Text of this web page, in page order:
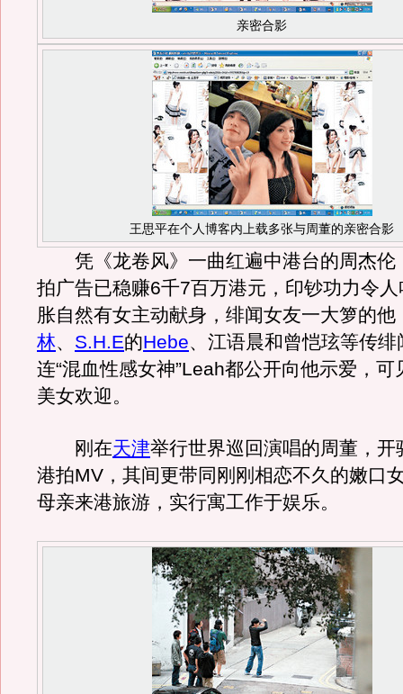
亲密合影
王思平在个人博客内上载多张与周董的亲密合影
凭《龙卷风》一曲红遍中港台的周杰伦
拍广告已稳赚6千7百万港元，印钞功力令
胀自然有女主动献身，绯闻女友一大箩的他
林、 S.H.E的Hebe、江语晨和曾恺玹等传绯
连“混血性感女神”Leah都公开向他示爱，可
美女欢迎。
刚在天津举行世界巡回演唱的周董，开
港拍MV，其间更带同刚刚相恋不久的嫩口
母亲来港旅游，实行寓工作于娱乐。